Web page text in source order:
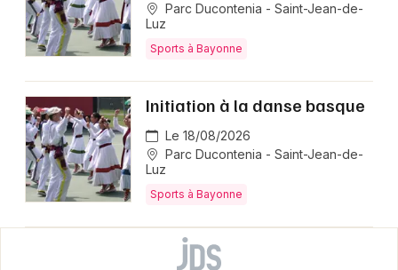
Parc Ducontenia - Saint-Jean-de-
Luz
Sports à Bayonne
Initiation à la danse basque
Le 18/08/2026
Parc Ducontenia - Saint-Jean-de-
Luz
Sports à Bayonne